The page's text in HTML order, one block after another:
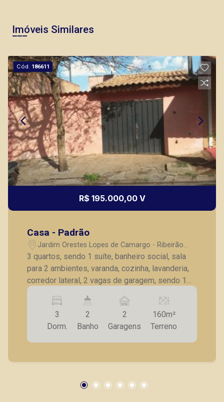
Imóveis Similares
Cód. 186611
R$ 195.000,00 V
Casa - Padrão
Jardim Orestes Lopes de Camargo - Ribeirão
Preto/SP
3 quartos, sendo 1 suíte, banheiro social, sala
para 2 ambientes, varanda, cozinha, lavanderia,
corredor lateral, 2 vagas de garagem, sendo 1
coberta e 1 descoberta.
3
Dorm.
2
Banho
2
Garagens
160m²
Terreno